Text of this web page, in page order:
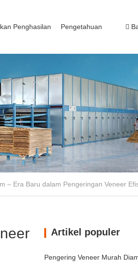
Penghasilan Pengetahuan
– Era Baru dalam Pengeringan Veneer
Artikel populer